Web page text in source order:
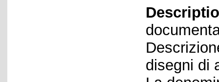
disegni di